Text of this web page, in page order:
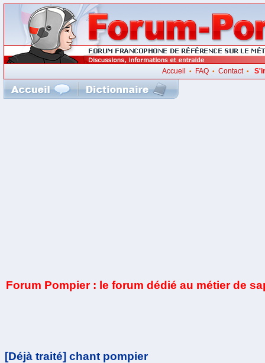
Accueil • FAQ• Contact•
Forum Pompier : le forum dédié au métier de
[Déjà traité] chant pompier